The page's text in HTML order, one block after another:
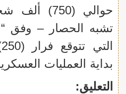
حوالي
تشبه الحصار – وفق
بداية العمليات
التعليق: